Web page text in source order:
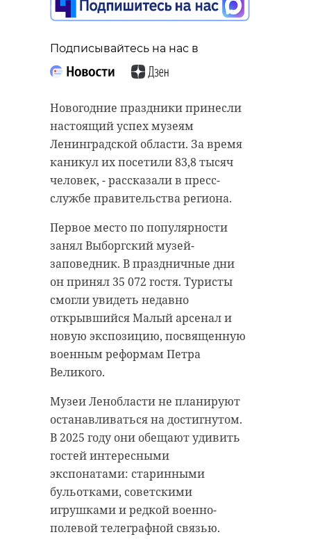
Подписывайтесь на нас в
Новогодние праздники принесли
настоящий успех музеям
Ленинградской области. За время
каникул их посетили 83,8 тысяч
человек, - рассказали в пресс-
службе правительства региона.
Первое место по популярности
занял Выборгский музей-
заповедник. В праздничные дни
он принял 35 072 гостя. Туристы
смогли увидеть недавно
открывшийся Малый арсенал и
новую экспозицию, посвященную
военным реформам Петра
Великого.
Музеи Ленобласти не планируют
останавливаться на достигнутом.
В 2025 году они обещают удивить
гостей интересными
экспонатами: старинными
бульотками, советскими
игрушками и редкой военно-
полевой телеграфной связью.
Подписывайтесь на нас в
Поисковой отряд "Лиза Алерт"
назвал прошедший 2024 год
рекордным по количеству заявок.
За 12 месяцев специалисты
отработали 3922 сообщений о
пропавших в Санкт-Петербурге и
В 2023 году поисков пострадавших
было на 540 меньше, отметили в
отряде. За год живыми удалось
разыскать 2831 человека, погибло
277. Также поисковики разыскали
родных 119 пропавших. На конец
года не найденными остались 254
человека.
Кроме того, поисковики провели в
детсадах и школах 696 бесед о
безопасности. Так, более 20 тысяч
подростков узнали, как не попасть
в беду в городе или на природе.
Рекорд поставили и добровольцы,
они за 2024 год обзвонили
больницы и нашли 230